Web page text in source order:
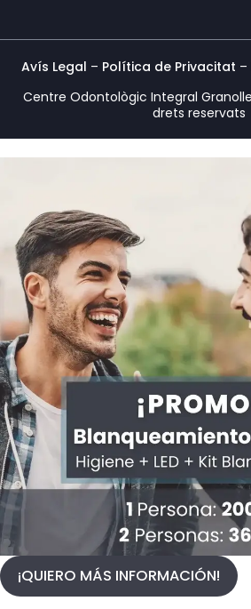
Avís Legal – Política de Privacitat –
Centre Odontològic Integral
drets reservats
¡QUIERO MÁS INFORMACIÓN!